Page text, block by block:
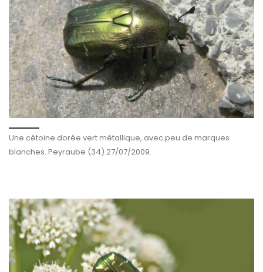
Une cétoine dorée vert métallique, avec peu de marques
blanches. Peyraube (34) 27/07/2009.